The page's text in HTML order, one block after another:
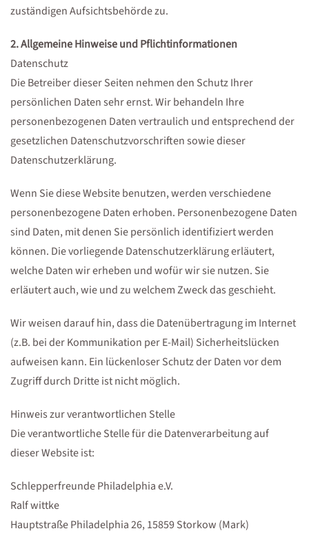
zuständigen Aufsichtsbehörde zu.
2. Allgemeine Hinweise und Pflichtinformationen
Datenschutz
Die Betreiber dieser Seiten nehmen den Schutz Ihrer
persönlichen Daten sehr ernst. Wir behandeln Ihre
personenbezogenen Daten vertraulich und entsprechend der
gesetzlichen Datenschutzvorschriften sowie dieser
Datenschutzerklärung.
Wenn Sie diese Website benutzen, werden verschiedene
personenbezogene Daten erhoben. Personenbezogene Daten
sind Daten, mit denen Sie persönlich identifiziert werden
können. Die vorliegende Datenschutzerklärung erläutert,
welche Daten wir erheben und wofür wir sie nutzen. Sie
erläutert auch, wie und zu welchem Zweck das geschieht.
Wir weisen darauf hin, dass die Datenübertragung im Internet
(z.B. bei der Kommunikation per E-Mail) Sicherheitslücken
aufweisen kann. Ein lückenloser Schutz der Daten vor dem
Zugriff durch Dritte ist nicht möglich.
Hinweis zur verantwortlichen Stelle
Die verantwortliche Stelle für die Datenverarbeitung auf
dieser Website ist:
Schlepperfreunde Philadelphia e.V.
Ralf wittke
Hauptstraße Philadelphia 26, 15859 Storkow (Mark)